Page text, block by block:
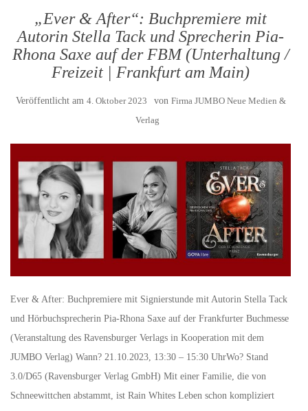
„Ever & After“: Buchpremiere mit
Autorin Stella Tack und Sprecherin Pia-
Rhona Saxe auf der FBM (Unterhaltung /
Freizeit | Frankfurt am Main)
Veröffentlicht am 4. Oktober 2023 von Firma JUMBO Neue Medien &
Verlag
Ever & After: Buchpremiere mit Signierstunde mit Autorin Stella Tack
und Hörbuchsprecherin Pia-Rhona Saxe auf der Frankfurter Buchmesse
(Veranstaltung des Ravensburger Verlags in Kooperation mit dem
JUMBO Verlag) Wann? 21.10.2023, 13:30 – 15:30 UhrWo? Stand
3.0/D65 (Ravensburger Verlag GmbH) Mit einer Familie, die von
Schneewittchen abstammt, ist Rain Whites Leben schon kompliziert